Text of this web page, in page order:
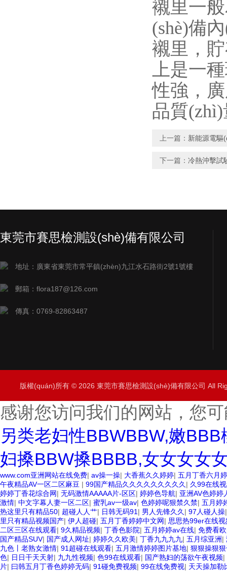
襯里一般
(shè)備
襯里
上是一種
性強，廣
品質(zhì)
上一篇： 新能源電驅
下一篇： 冷熱沖擊試
東莞市賽思檢測設(shè)備有限公司
地址：廣東省東莞市常平鎮(zhèn)九江水石路街2號1號樓
郵箱：flora187@126.com
傳真：0769-82863487
版權(quán)所有 © 2026 東莞市賽思檢測設(shè)備有限公司
感谢您访问我们的网站，您
另类老妇性BBWBBW,嫩
妇搡BBW搡BBBB,女女女女
www.com亚洲网站在线免费| av操一操| 大香蕉久久婷婷| 五月丁香六月
午夜精品AV一区二区麻豆 | 99国产精品久久久久久久久久久 | 久99在线
婷婷丁香花综合网| 无码激情AAAAA片-区区| 婷婷色导航| 亚洲AV色婷婷
激情| 中文字幕人妻一区二区| 蜜乳av一级av| 色婷婷呢狠禁久禁| 五月婷
热这里只有精品50| 超碰人人艹| 日韩无码91 | 男人先锋久久 | 97人碰人操
里只有精品视频国产| 伊人超碰| 五月丁香婷婷中文网| 思思热99er在线视
二区三区在线观看| 9久精品视频| 丁香色影院| 五月婷婷av在线| 免费看
国产精品SUV| 国产成人网址| 婷婷久久欧美| 丁香九九九九| 五月综亚洲|
九色丨老熟女激情| 91超碰在线观看| 五月激情婷婷图片基地| 狠狠操狠
色| 日日干天天射| 九九性视频| 色99在线观看| 国产熟妇的荡欲午夜视频|
片| 曰韩五月丁香色婷婷无码| 91碰免费视频| 99在线免费视| 天天操加勒